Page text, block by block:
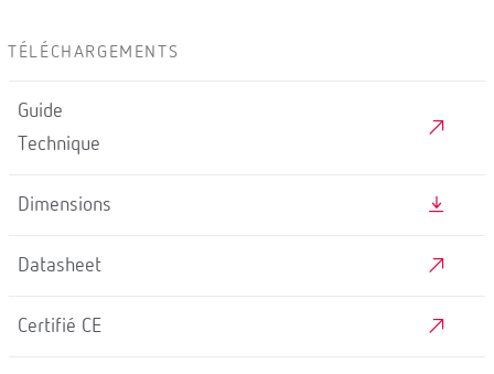
TÉLÉCHARGEMENTS
Guide
Technique
Dimensions
Datasheet
Certifié CE